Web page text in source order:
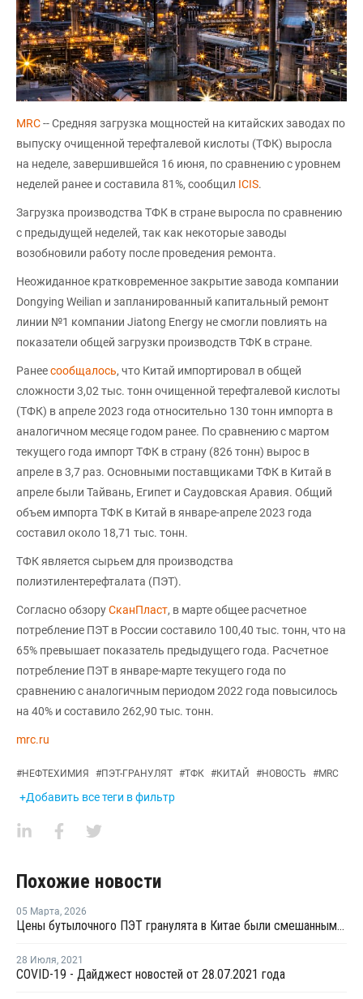
MRC-- Средняя загрузка мощностей на китайских заводах по
выпуску очищенной терефталевой кислоты (ТФК) выросла
на неделе, завершившейся 16 июня, по сравнению с уровнем
неделей ранее и составила 81%, сообщил ICIS.
Загрузка производства ТФК в стране выросла по сравнению
с предыдущей неделей, так как некоторые заводы
возобновили работу после проведения ремонта.
Неожиданное кратковременное закрытие завода компании
Dongying Weilian и запланированный капитальный ремонт
линии №1 компании Jiatong Energy не смогли повлиять на
показатели общей загрузки производств ТФК в стране.
Ранеесообщалось, что Китай импортировал в общей
сложности 3,02 тыс. тонн очищенной терефталевой кислоты
(ТФК) в апреле 2023 года относительно 130 тонн импорта в
аналогичном месяце годом ранее. По сравнению с мартом
текущего года импорт ТФК в страну (826 тонн) вырос в
апреле в 3,7 раз. Основными поставщиками ТФК в Китай в
апреле были Тайвань, Египет и Саудовская Аравия. Общий
объем импорта ТФК в Китай в январе-апреле 2023 года
составил около 18,71 тыс. тонн.
ТФК является сырьем для производства
полиэтилентерефталата (ПЭТ).
Согласно обзоруСканПласт, в марте общее расчетное
потребление ПЭТ в России составило 100,40 тыс. тонн, что на
65% превышает показатель предыдущего года. Расчетное
потребление ПЭТ в январе-марте текущего года по
сравнению с аналогичным периодом 2022 года повысилось
на 40% и составило 262,90 тыс. тонн.
mrc.ru
#НЕФТЕХИМИЯ #ПЭТ-ГРАНУЛЯТ #ТФК #КИТАЙ #НОВОСТЬ #MRC
+Добавить все теги в фильтр
Похожие новости
05 Марта, 2026
Цены бутылочного ПЭТ гранулята в Китае были смешанными в феврале
28 Июля, 2021
COVID-19 - Дайджест новостей от 28.07.2021 года